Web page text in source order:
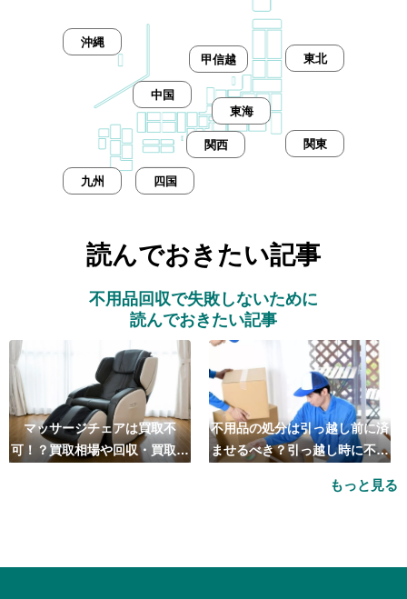
東北
甲信越
東海
関東
関西
中国
四国
九州
沖縄
読んでおきたい記事
不用品回収で失敗しないために
読んでおきたい記事
マッサージチェアは買取不
可！？買取相場や回収・買取の
不用品の処分は引っ越し前に済
ませるべき？引っ越し時に不用
もっと見る